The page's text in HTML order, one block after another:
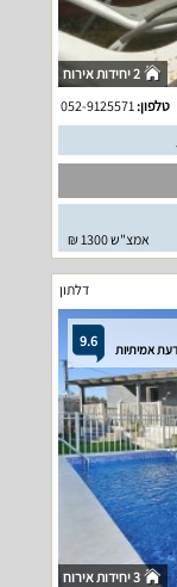
2 יחידות אירוח
טלפון:052-9125571
אמצ"ש 1300 ₪
דלתון
9.6
3 יחידות אירוח